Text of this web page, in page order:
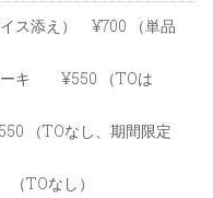
ス添え） ¥700 （単品
ーキ ¥550 （TOは
（TOなし、期間限定
TOなし）